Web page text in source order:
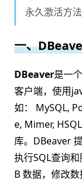
永久激活方法
一、
DBeaver是一
客户端，使用
如： MySQL,
e, Mimer,
库。DBeaver
执行SQL查询
B 数据，修改数